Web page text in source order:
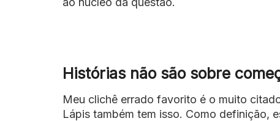
Histórias não são sobre
Meu clichê errado favorito é o muito
Lápis também tem isso. Como definição,